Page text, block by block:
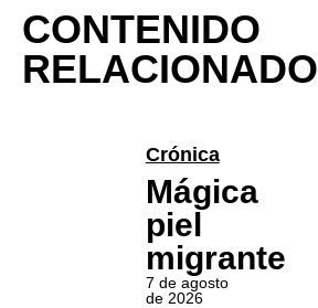
CONTENIDO
RELACIONADO
Crónica
Mágica
piel
migrante
7 de agosto
de 2026